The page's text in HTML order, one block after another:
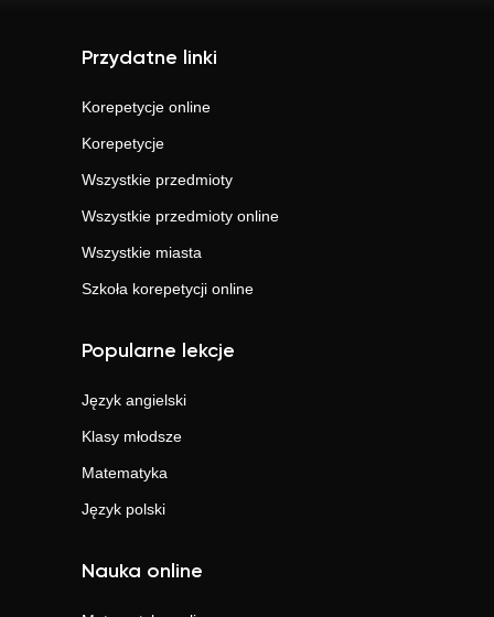
Przydatne linki
Korepetycje online
Korepetycje
Wszystkie przedmioty
Wszystkie przedmioty online
Wszystkie miasta
Szkoła korepetycji online
Popularne lekcje
Język angielski
Klasy młodsze
Matematyka
Język polski
Nauka online